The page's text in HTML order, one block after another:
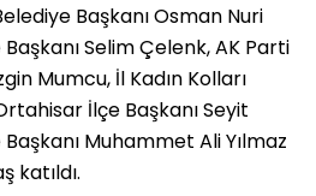
Başkanı Osman Nuri
Selim Çelenk, AK Parti
Mumcu, İl Kadın Kolları
İlçe Başkanı Seyit
Muhammet Ali Yılmaz
katıldı.